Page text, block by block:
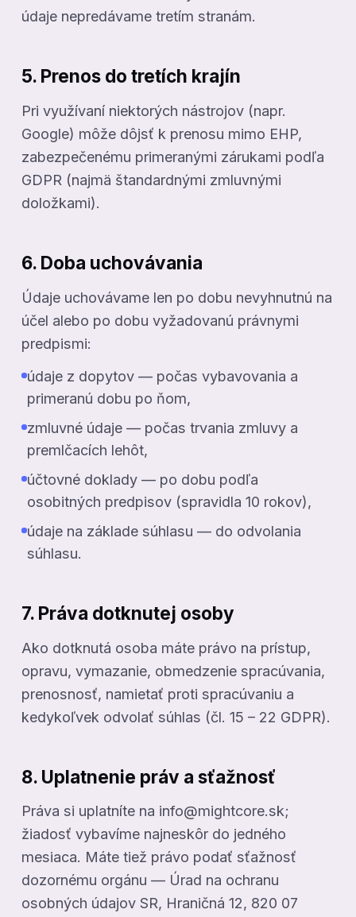
údaje nepredávame tretím stranám.
5. Prenos do tretích krajín
Pri využívaní niektorých nástrojov (napr.
Google) môže dôjsť k prenosu mimo EHP,
zabezpečenému primeranými zárukami podľa
GDPR (najmä štandardnými zmluvnými
doložkami).
6. Doba uchovávania
Údaje uchovávame len po dobu nevyhnutnú na
účel alebo po dobu vyžadovanú právnymi
predpismi:
údaje z dopytov — počas vybavovania a
primeranú dobu po ňom,
zmluvné údaje — počas trvania zmluvy a
premlčacích lehôt,
účtovné doklady — po dobu podľa
osobitných predpisov (spravidla 10 rokov),
údaje na základe súhlasu — do odvolania
súhlasu.
7. Práva dotknutej osoby
Ako dotknutá osoba máte právo na prístup,
opravu, vymazanie, obmedzenie spracúvania,
prenosnosť, namietať proti spracúvaniu a
kedykoľvek odvolať súhlas (čl. 15 – 22 GDPR).
8. Uplatnenie práv a sťažnosť
Práva si uplatníte na info@mightcore.sk;
žiadosť vybavíme najneskôr do jedného
mesiaca. Máte tiež právo podať sťažnosť
dozornému orgánu — Úrad na ochranu
osobných údajov SR, Hraničná 12, 820 07